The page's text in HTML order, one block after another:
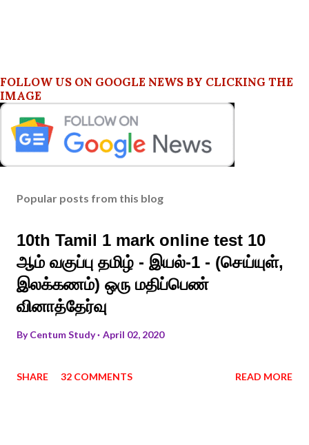
FOLLOW US ON GOOGLE NEWS BY CLICKING THE
IMAGE
Popular posts from this blog
10th Tamil 1 mark online test 10
ஆம் வகுப்பு தமிழ் - இயல்-1 - (செய்யுள்,
இலக்கணம்) ஒரு மதிப்பெண்
வினாத்தேர்வு
ByCentum Study April 02, 2020
SHARE 32 COMMENTS READ MORE